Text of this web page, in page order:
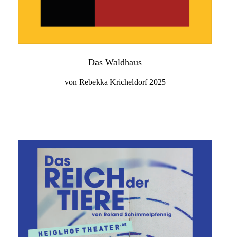
Das Waldhaus
von Rebekka Kricheldorf 2025